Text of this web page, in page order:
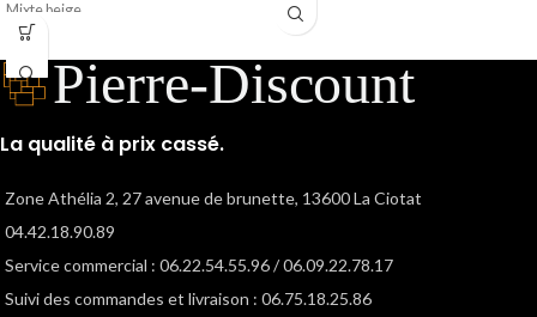
Mixte beige
Dimension 60x90x1.5cm
Vendu au m²
Rendu naturel et élégant
La qualité à prix cassé.
Zone Athélia 2, 27 avenue de brunette, 13600 La Ciotat
04.42.18.90.89
Service commercial : 06.22.54.55.96 / 06.09.22.78.17
Suivi des commandes et livraison : 06.75.18.25.86